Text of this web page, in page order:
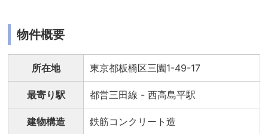
物件概要
所在地 東京都板橋区三園1-49-17
最寄り駅 都営三田線 - 西高島平駅
建物構造 鉄筋コンクリート造